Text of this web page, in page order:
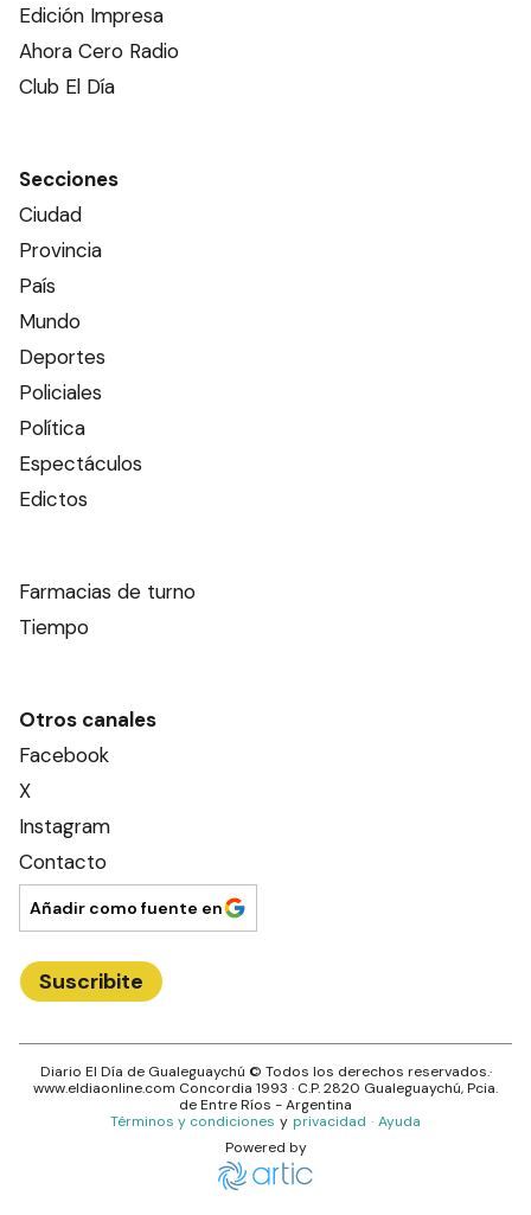
Edición Impresa
Ahora Cero Radio
Club El Día
Secciones
Ciudad
Provincia
País
Mundo
Deportes
Policiales
Política
Espectáculos
Edictos
Farmacias de turno
Tiempo
Otros canales
Facebook
X
Instagram
Contacto
Añadir como fuente en
Suscribite
Diario El Día de Gualeguaychú © Todos los derechos reservados.·
www.eldiaonline.com Concordia 1993 · C.P.2820 Gualeguaychú, Pcia.
deEntre Ríos - Argentina
Términos y condiciones y privacidad · Ayuda
Powered by